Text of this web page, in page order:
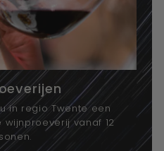
in regio Twente een
vanaf 12